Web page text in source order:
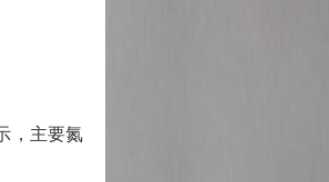
，主要氮